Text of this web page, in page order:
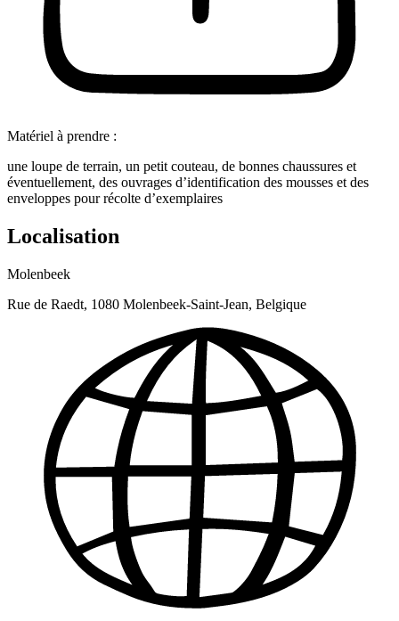
Matériel à prendre :
une loupe de terrain, un petit couteau, de bonnes chaussures et
éventuellement, des ouvrages d’identification des mousses et des
enveloppes pour récolte d’exemplaires
Localisation
Molenbeek
Rue de Raedt, 1080 Molenbeek-Saint-Jean, Belgique